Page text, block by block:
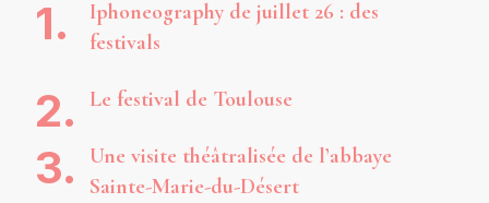
Iphoneography de juillet 26 : des
festivals
Le festival de Toulouse
Une visite théâtralisée de l’abbaye
Sainte-Marie-du-Désert